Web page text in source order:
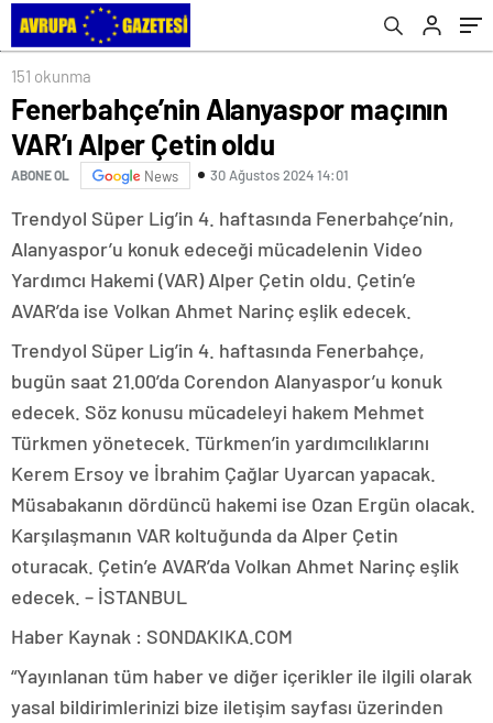
151 okunma
Fenerbahçe’nin Alanyaspor maçının
VAR’ı Alper Çetin oldu
ABONE OL News 30 Ağustos 2024 14:01
Trendyol Süper Lig’in 4. haftasında Fenerbahçe’nin,
Alanyaspor’u konuk edeceği mücadelenin Video
Yardımcı Hakemi (VAR) Alper Çetin oldu. Çetin’e
AVAR’da ise Volkan Ahmet Narinç eşlik edecek.
Trendyol Süper Lig’in 4. haftasında Fenerbahçe,
bugün saat 21.00’da Corendon Alanyaspor’u konuk
edecek. Söz konusu mücadeleyi hakem Mehmet
Türkmen yönetecek. Türkmen’in yardımcılıklarını
Kerem Ersoy ve İbrahim Çağlar Uyarcan yapacak.
Müsabakanın dördüncü hakemi ise Ozan Ergün olacak.
Karşılaşmanın VAR koltuğunda da Alper Çetin
oturacak. Çetin’e AVAR’da Volkan Ahmet Narinç eşlik
edecek. – İSTANBUL
Haber Kaynak : SONDAKIKA.COM
“Yayınlanan tüm haber ve diğer içerikler ile ilgili olarak
yasal bildirimlerinizi bize iletişim sayfası üzerinden